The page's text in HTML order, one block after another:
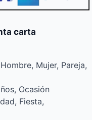
carta
Mujer, Pareja,
Ocasión
Fiesta,